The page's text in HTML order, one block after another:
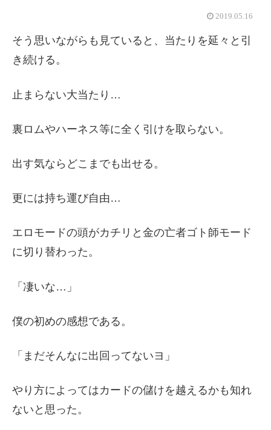
2019.05.16
そう思いながらも見ていると、当たりを延々と引
き続ける。
止まらない大当たり…
裏ロムやハーネス等に全く引けを取らない。
出す気ならどこまでも出せる。
更には持ち運び自由…
エロモードの頭がカチリと金の亡者ゴト師モード
に切り替わった。
「凄いな…」
僕の初めの感想である。
「まだそんなに出回ってないヨ」
やり方によってはカードの儲けを越えるかも知れ
ないと思った。